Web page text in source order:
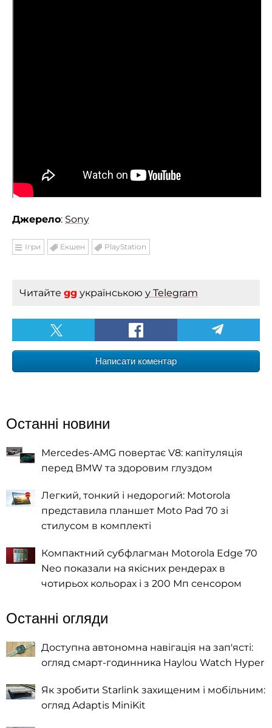
Джерело: Sony
Ігри Екшен PlayStation
Читайте gg українською у Telegram
Написати коментар
Останні новини
Mercedes-AMG повертає V8: капітуляція
перед BMW та здоровим глуздом
Легкий, тонкий і недорогий: Motorola
представила планшет Moto Pad 70 зі
стилусом в комплекті
Компактний субфлагман Motorola Edge 70
Neo показали на якісних рендерах в
чотирьох кольорах і з 200 Мп сенсором
Останні огляди
Доступна автономна навігація на зап'ясті:
огляд смарт-годинника Haylou Watch Hyper
Як зробити Starlink захищеним і мобільним:
огляд Adaptis MiniKit